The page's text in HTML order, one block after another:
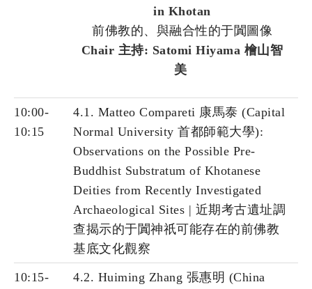
in Khotan
前佛教的、與融合性的于闐圖像
Chair 主持: Satomi Hiyama 檜山智
美
10:00-
10:15
4.1. Matteo Compareti 康馬泰 (Capital
Normal University 首都師範大學):
Observations on the Possible Pre-
Buddhist Substratum of Khotanese
Deities from Recently Investigated
Archaeological Sites | 近期考古遺址調
查揭示的于闐神祇可能存在的前佛教
基底文化觀察
10:15-
4.2. Huiming Zhang 張惠明 (China